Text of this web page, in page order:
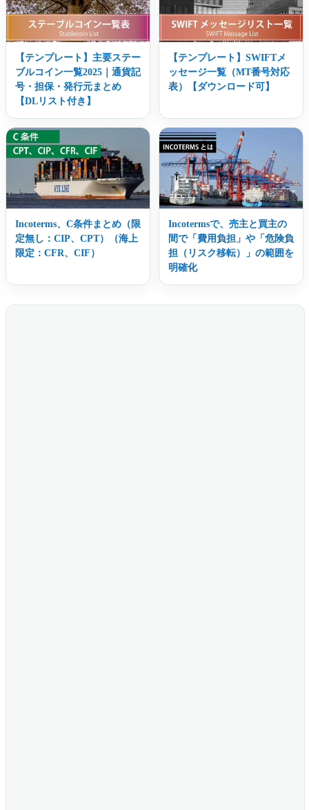
【テンプレート】主要ステー
ブルコイン一覧2025｜通貨記
号・担保・発行元まとめ
【DLリスト付き】
【テンプレート】SWIFTメ
ッセージ一覧（MT番号対応
表）【ダウンロード可】
Incoterms、C条件まとめ（限
定無し：CIP、CPT）（海上
限定：CFR、CIF）
Incotermsで、売主と買主の
間で「費用負担」や「危険負
担（リスク移転）」の範囲を
明確化